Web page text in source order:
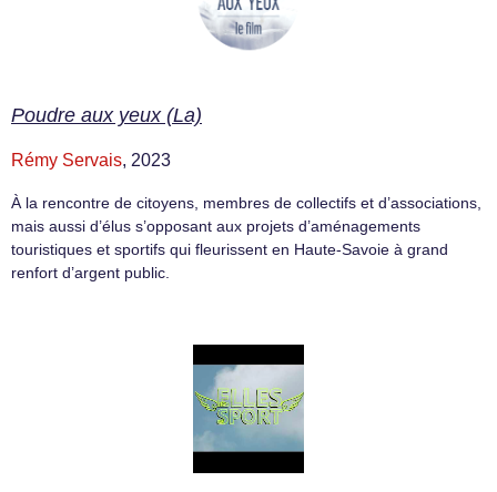
Poudre aux yeux (La)
Rémy Servais, 2023
À la rencontre de citoyens, membres de collectifs et d’associations,
mais aussi d’élus s’opposant aux projets d’aménagements
touristiques et sportifs qui fleurissent en Haute-Savoie à grand
renfort d’argent public.